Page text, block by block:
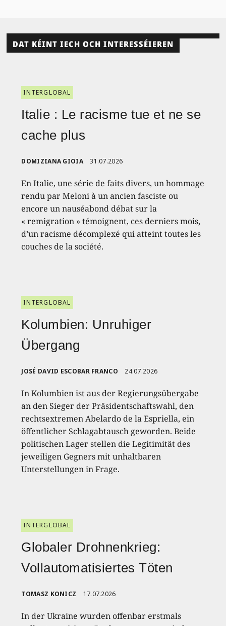
DAT KÉINT IECH OCH INTERESSÉIEREN
INTERGLOBAL
Italie : Le racisme tue et ne se
cache plus
DOMIZIANA GIOIA 31.07.2026
En Italie, une série de faits divers, un hommage
rendu par Meloni à un ancien fasciste ou
encore un nauséabond débat sur la
« remigration » témoignent, ces derniers mois,
d’un racisme décomplexé qui atteint toutes les
couches de la société.
INTERGLOBAL
Kolumbien: Unruhiger
Übergang
JOSÉ DAVID ESCOBAR FRANCO 24.07.2026
In Kolumbien ist aus der Regierungsübergabe
an den Sieger der Präsidentschaftswahl, den
rechtsextremen Abelardo de la Espriella, ein
öffentlicher Schlagabtausch geworden. Beide
politischen Lager stellen die Legitimität des
jeweiligen Gegners mit unhaltbaren
Unterstellungen in Frage.
INTERGLOBAL
Globaler Drohnenkrieg:
Vollautomatisiertes Töten
TOMASZ KONICZ 17.07.2026
In der Ukraine wurden offenbar erstmals